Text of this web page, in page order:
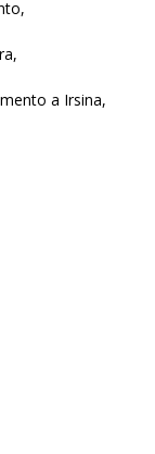
a Irsina,